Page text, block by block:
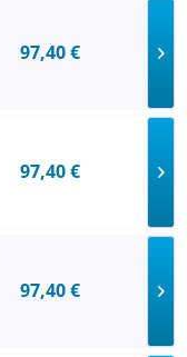
97,40 €
97,40 €
97,40 €